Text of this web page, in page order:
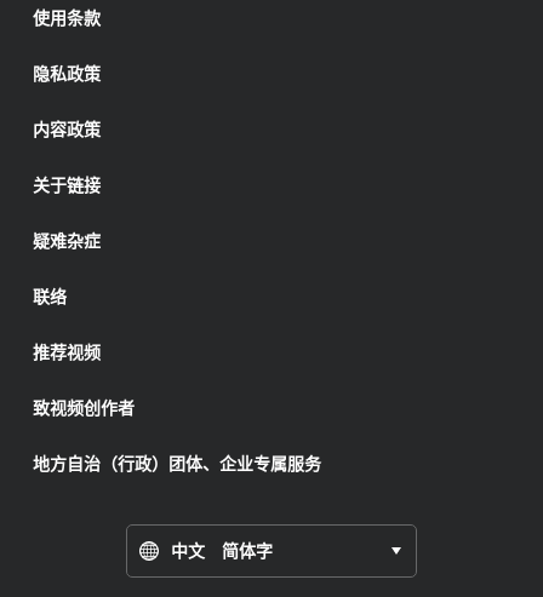
使用条款
隐私政策
内容政策
关于链接
疑难杂症
联络
推荐视频
致视频创作者
地方自治（行政）团体、企业专属服务
中文 简体字